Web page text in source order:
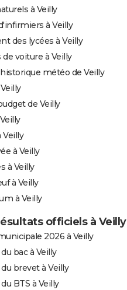
à Veilly
à Veilly
des lycées à Veilly
voiture à Veilly
météo de Veilly
de Veilly
Veilly
à Veilly
à Veilly
à Veilly
à Veilly
officiels à Veilly
2026 à Veilly
bac à Veilly
brevet à Veilly
BTS à Veilly